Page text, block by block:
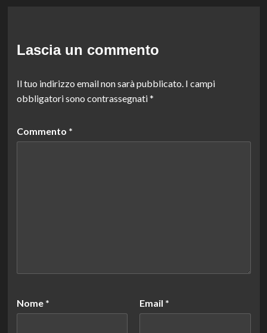
Lascia un commento
Il tuo indirizzo email non sarà pubblicato. I campi
obbligatori sono contrassegnati*
Commento *
Nome * Email *